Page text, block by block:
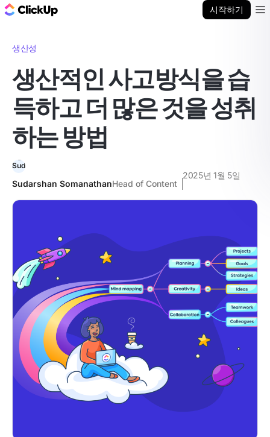
시작하기
생산성
생산적인 사고방식을 습
득하고 더 많은 것을 성취
하는 방법
Sudarshan SomanathanHead of Content
2025년 1월 5일